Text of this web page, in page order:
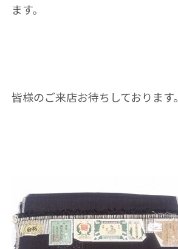
ます。
皆様のご来店お待ちしております。